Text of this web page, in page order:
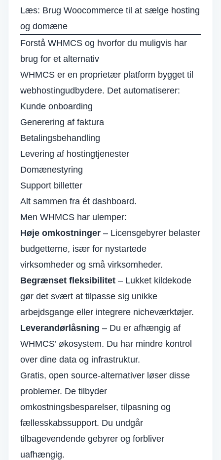
Læs: Brug Woocommerce til at sælge hosting
og domæne
Forstå WHMCS og hvorfor du muligvis har
brug for et alternativ
WHMCS er en proprietær platform bygget til
webhostingudbydere. Det automatiserer:
Kunde onboarding
Generering af faktura
Betalingsbehandling
Levering af hostingtjenester
Domænestyring
Support billetter
Alt sammen fra ét dashboard.
Men WHMCS har ulemper:
Høje omkostninger – Licensgebyrer belaster
budgetterne, især for nystartede
virksomheder og små virksomheder.
Begrænset fleksibilitet – Lukket kildekode
gør det svært at tilpasse sig unikke
arbejdsgange eller integrere nicheværktøjer.
Leverandørlåsning – Du er afhængig af
WHMCS’ økosystem. Du har mindre kontrol
over dine data og infrastruktur.
Gratis, open source-alternativer løser disse
problemer. De tilbyder
omkostningsbesparelser, tilpasning og
fællesskabssupport. Du undgår
tilbagevendende gebyrer og forbliver
uafhængig.